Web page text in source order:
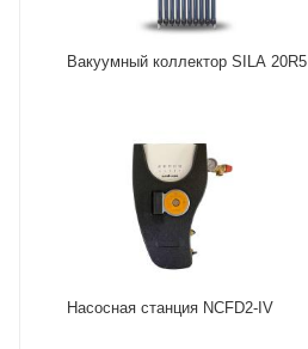
Вакуумный коллектор SILA 20R5
Насосная станция NCFD2-IV